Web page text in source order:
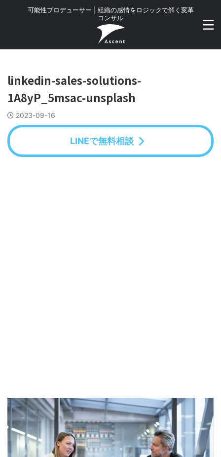
可能性プロデューサー | 組織の感情をロジックで解く変革
コンサル
linkedin-sales-solutions-
1A8yP_5msac-unsplash
2023-09-16
LINEで無料相談